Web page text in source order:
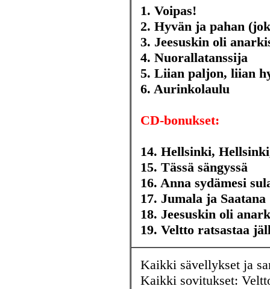
1. Voipas!
2. Hyvän ja pahan
3. Jeesuskin oli
4. Nuorallatanssija
5. Liian paljon, liian
6. Aurinkolaulu
CD-bonukset:
14. Hellsinki,
15. Tässä sängyssä
16. Anna sydämesi
17. Jumala ja Saatana
18. Jeesuskin oli
19. Veltto ratsastaa
Kaikki sävellykset ja
Kaikki sovitukset: